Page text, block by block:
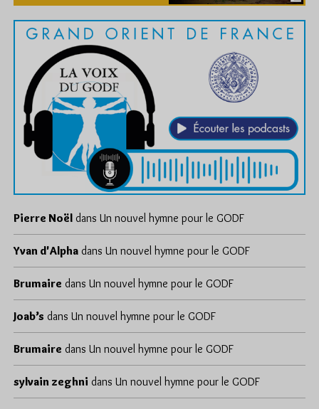
Pierre Noël dans Un nouvel hymne pour le GODF
Yvan d'Alpha dans Un nouvel hymne pour le GODF
Brumaire dans Un nouvel hymne pour le GODF
Joab’s dans Un nouvel hymne pour le GODF
Brumaire dans Un nouvel hymne pour le GODF
sylvain zeghni dans Un nouvel hymne pour le GODF